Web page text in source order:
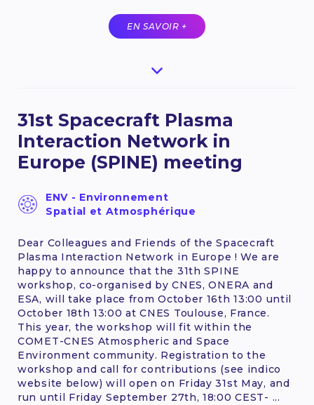
EN SAVOIR +
31st Spacecraft Plasma
Interaction Network in
Europe (SPINE) meeting
ENV - Environnement
Spatial et Atmosphérique
Dear Colleagues and Friends of the Spacecraft
Plasma Interaction Network in Europe ! We are
happy to announce that the 31th SPINE
workshop, co-organised by CNES, ONERA and
ESA, will take place from October 16th 13:00 until
October 18th 13:00 at CNES Toulouse, France.
This year, the workshop will fit within the
COMET-CNES Atmospheric and Space
Environment community. Registration to the
workshop and call for contributions (see indico
website below) will open on Friday 31st May, and
run until Friday September 27th, 18:00 CEST- ...